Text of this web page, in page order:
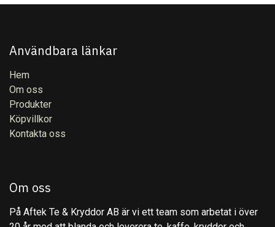
Användbara länkar
Hem
Om oss
Produkter
Köpvillkor
Kontakta oss
Om oss
På Aftek Te & Kryddor AB är vi ett team som arbetat i över